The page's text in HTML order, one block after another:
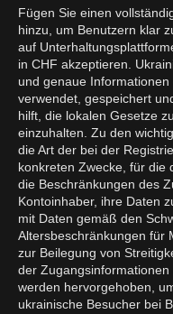
Fügen Sie einen
hinzu, um Benutzern klar
auf
in CHF akzeptieren.
und genaue
verwendet, gespeichert
hilft, die lokalen Gesetze
einzuhalten. Zu den
die Art der bei der
konkreten Zwecke, für die
die Beschränkungen des
Kontoinhaber, ihre Daten
mit Daten gemäß den
Altersbeschränkungen für
zur Beilegung von
der
werden hervorgehoben,
ukrainische Besucher bei